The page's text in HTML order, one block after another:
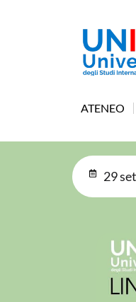
ATENEO
29